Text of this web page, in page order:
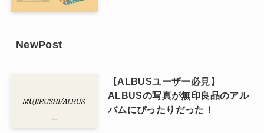
NewPost
【ALBUSユーザー必見】
ALBUSの写真が無印良品のアル
バムにぴったりだった！